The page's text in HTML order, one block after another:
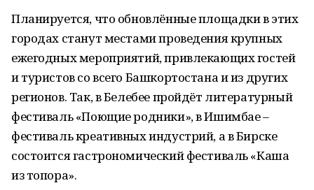
Планируется, что обновлённые площадки в этих
городах станут местами проведения крупных
ежегодных мероприятий, привлекающих гостей
и туристов со всего Башкортостана и из других
регионов. Так, в Белебее пройдёт литературный
фестиваль «Поющие родники», в Ишимбае –
фестиваль креативных индустрий, а в Бирске
состоится гастрономический фестиваль «Каша
из топора».